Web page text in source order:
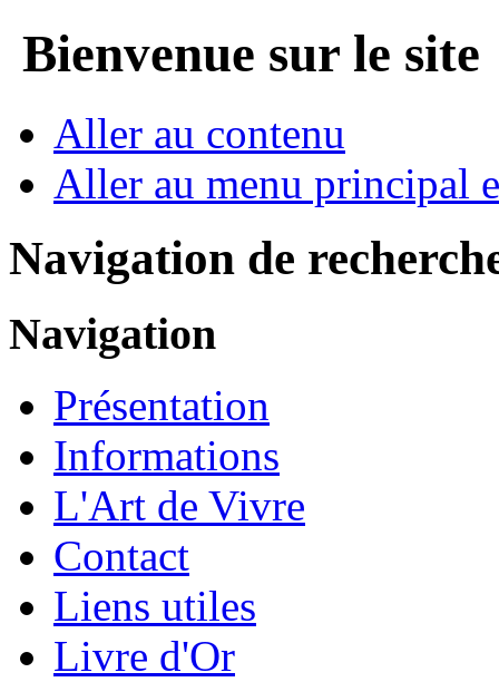
Bienvenue sur le site
Aller au contenu
Aller au menu principal
Navigation de
Navigation
Présentation
Informations
L'Art de Vivre
Contact
Liens utiles
Livre d'Or